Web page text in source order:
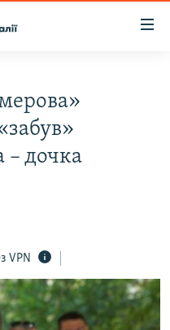
– дочка
VPN